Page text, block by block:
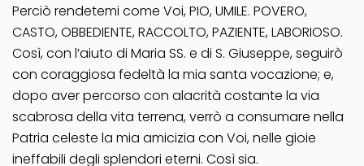
Perciò rendetemi come Voi, PIO, UMILE. POVERO,
CASTO, OBBEDIENTE, RACCOLTO, PAZIENTE, LABORIOSO.
Così, con l’aiuto di Maria SS. e di S. Giuseppe, seguirò
con coraggiosa fedeltà la mia santa vocazione; e,
dopo aver percorso con alacrità costante la via
scabrosa della vita terrena, verrò a consumare nella
Patria celeste la mia amicizia con Voi, nelle gioie
ineffabili degli splendori eterni. Così sia.